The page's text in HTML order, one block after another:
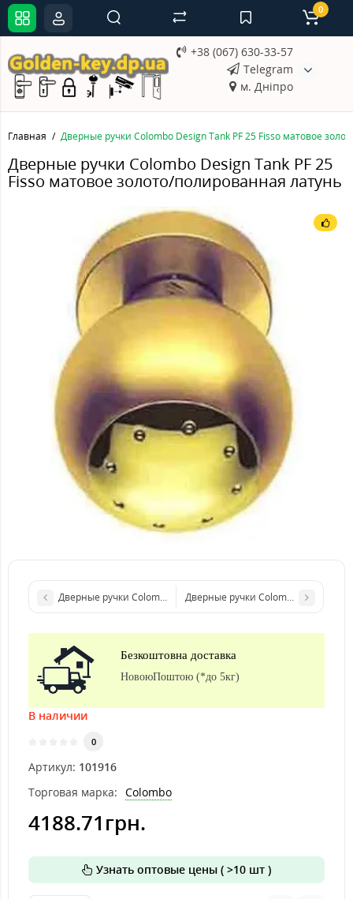
+38 (067) 630-33-57
Telegram
м. Дніпро
0
Главная Дверные ручки Colombo Design Tank PF 25 Fisso матовое
Дверные ручки Colombo Design Tank PF 25
Fisso матовое золото/полированная латунь
Дверные ручки Colombo Design Tank PF 21 матовый хром/хром
Дверные ручки Colombo Design
Безкоштовна доставка
НовоюПоштою (*до 5кг)
В наличии
0
Артикул: 101916
Торговая марка: Colombo
4188.71грн.
Узнать оптовые цены ( >10 шт )